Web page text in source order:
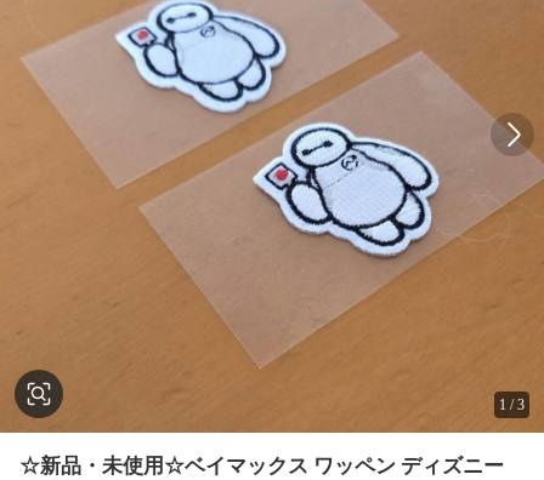
1 /3
☆新品・未使用☆ベイマックス ワッペン ディズニー